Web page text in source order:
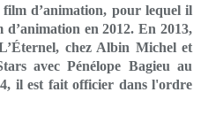
d’animation, pour lequel il
en 2012. En 2013,
chez Albin Michel et
avec Pénélope Bagieu au
il est fait officier dans l'ordre